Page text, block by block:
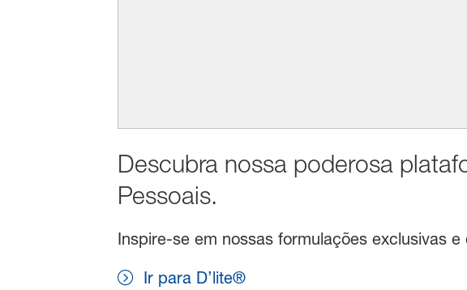
Descubra nossa poderosa
Pessoais.
Inspire-se em nossas formulações exclusivas
Ir para D’lite®